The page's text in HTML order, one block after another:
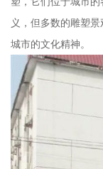
义，但多数的雕塑
城市的文化精神。